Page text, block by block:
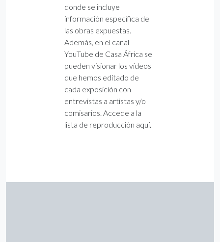
donde se incluye
información específica de
las obras expuestas.
Además, en el canal
YouTube de Casa África se
pueden visionar los vídeos
que hemos editado de
cada exposición con
entrevistas a artistas y/o
comisarios. Accede a la
lista de reproducción aquí.